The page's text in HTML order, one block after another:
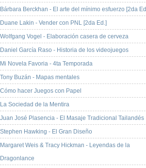
Bárbara Berckhan - El arte del mínimo esfuerzo [2da
Duane Lakin - Vender con PNL [2da Ed.]
Wolfgang Vogel - Elaboración casera de cerveza
Daniel García Raso - Historia de los videojuegos
Mi Novela Favoria - 4ta Temporada
Tony Buzán - Mapas mentales
Cómo hacer Juegos con Papel
La Sociedad de la Mentira
Juan José Plasencia - El Masaje Tradicional Tailandés
Stephen Hawking - El Gran Diseño
Margaret Weis & Tracy Hickman - Leyendas de la
Dragonlance